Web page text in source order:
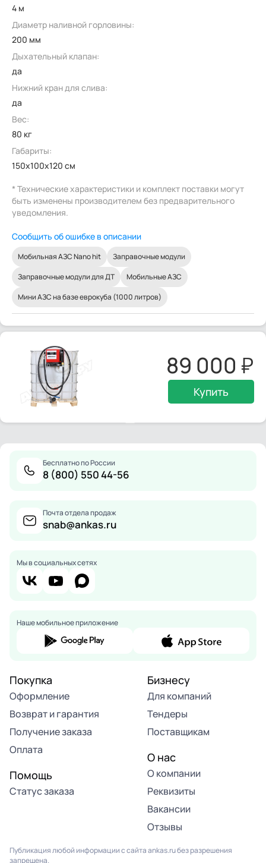
4 м
Диаметр наливной горловины:
200 мм
Дыхательный клапан:
да
Нижний кран для слива:
да
Вес:
80 кг
Габариты:
150x100x120 см
* Технические характеристики и комплект поставки могут
быть изменены производителем без предварительного
уведомления.
Сообщить об ошибке в описании
Мобильная АЗС Nano hit
Заправочные модули
Заправочные модули для ДТ
Мобильные АЗС
Мини АЗС на базе еврокуба (1000 литров)
89 000
Купить
Бесплатно по России
8 (800) 550 44-56
Почта отдела продаж
snab@ankas.ru
Мы в социальных сетях
Наше мобильное приложение
Покупка
Оформление
Возврат и гарантия
Получение заказа
Оплата
Помощь
Статус заказа
Бизнесу
Для компаний
Тендеры
Поставщикам
О нас
О компании
Реквизиты
Вакансии
Отзывы
Публикация любой информации с сайта ankas.ru без разрешения
запрещена.